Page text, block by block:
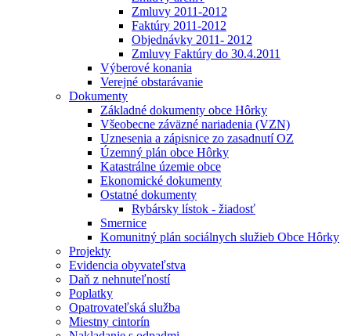
Zmluvy 2011-2012
Faktúry 2011-2012
Objednávky 2011- 2012
Zmluvy Faktúry do 30.4.2011
Výberové konania
Verejné obstarávanie
Dokumenty
Základné dokumenty obce Hôrky
Všeobecne záväzné nariadenia (VZN)
Uznesenia a zápisnice zo zasadnutí OZ
Územný plán obce Hôrky
Katastrálne územie obce
Ekonomické dokumenty
Ostatné dokumenty
Rybársky lístok - žiadosť
Smernice
Komunitný plán sociálnych služieb Obce Hôrky
Projekty
Evidencia obyvateľstva
Daň z nehnuteľností
Poplatky
Opatrovateľská služba
Miestny cintorín